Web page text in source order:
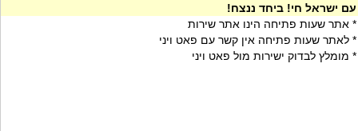
עם ישראל חי! ביחד ננצח!
* אתר שעות פתיחה הינו אתר שירות
* לאתר שעות פתיחה אין קשר עם פאט ויני
* מומלץ לבדוק ישירות מול פאט ויני